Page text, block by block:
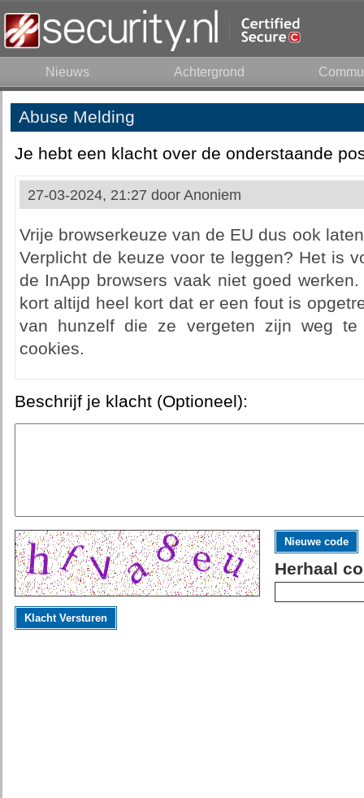
Nieuws Achtergrond
Abuse Melding
Je hebt een klacht over de onderstaande
27-03-2024, 21:27 door Anoniem
Vrije browserkeuze van de EU dus ook
Verplicht de keuze voor te leggen? Het is
de InApp browsers vaak niet goed
kort altijd heel kort dat er een fout is
van hunzelf die ze vergeten zijn weg
cookies.
Beschrijf je klacht (Optioneel):
Nieuwe code
Herhaal
Klacht Versturen